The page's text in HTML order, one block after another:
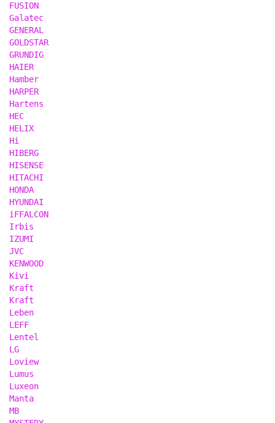
FUSION
Galatec
GENERAL
GOLDSTAR
GRUNDIG
HAIER
Hamber
HARPER
Hartens
HEC
HELIX
Hi
HIBERG
HISENSE
HITACHI
HONDA
HYUNDAI
iFFALCON
Irbis
IZUMI
JVC
KENWOOD
Kivi
Kraft
Kraft
Leben
LEFF
Lentel
LG
Loview
Lumus
Luxeon
Manta
MB